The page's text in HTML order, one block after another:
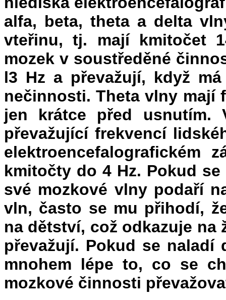
alfa, beta, theta a delta
vteřinu, tj. mají kmitočet
mozek v soustředěné
l3 Hz a převažují, když
nečinnosti. Theta vlny mají
jen krátce před usnutím.
převažující frekvencí
elektroencefalografickém
kmitočty do 4 Hz. Pokud
své mozkové vlny podaří
vln, často se mu přihodí,
na dětství, což odkazuje
převažují. Pokud se naladí
mnohem lépe to, co se
mozkové činnosti